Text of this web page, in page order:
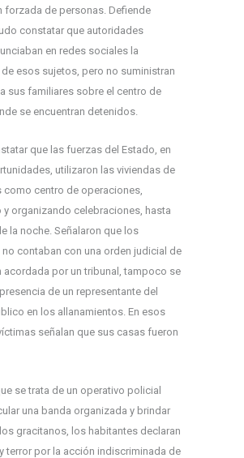
forzada de personas. Defiende
constatar que autoridades
en redes sociales la
esos sujetos, pero no suministran
sus familiares sobre el centro de
se encuentran detenidos.
que las fuerzas del Estado, en
utilizaron las viviendas de
como centro de operaciones,
y organizando celebraciones, hasta
la noche. Señalaron que los
contaban con una orden judicial de
acordada por un tribunal, tampoco se
de un representante del
en los allanamientos. En esos
señalan que sus casas fueron
se trata de un operativo policial
una banda organizada y brindar
gracitanos, los habitantes declaran
terror por la acción indiscriminada de